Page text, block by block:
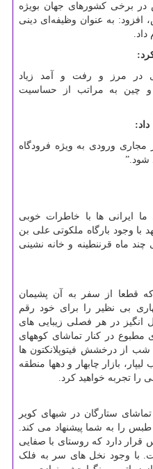
در برخی کشورهای جهان بویژه
به عنوان وظیفه‌ای دینی
داد.
در مرز و رفت و آمد زیاد
و چین به مراتب از حساسیت
مجاری ورودی به ویژه فرودگاه
شود.”
ایرانی ها با خاطرات خوبی
وجود بارگاه ملکوتی علی بن
ماه قرننطینه و خانه نشینی
قطعا از سفر به آن پشیمان
بی نظیر را برای خود رقم
در هر فصلی زیبایی های
در کنار تماشای کوههای
شب از درخشش فیتوپلانکتون ها
بازار چابهار و دهها منطقه
را تجربه خواهید کرد.
ستارگان در شبهای کویر
طبس را به شما پیشنهاد می کند.
کیلومتری طبس قرار دارد که روستای با صفایی
با وجود نخل های سر به فلک